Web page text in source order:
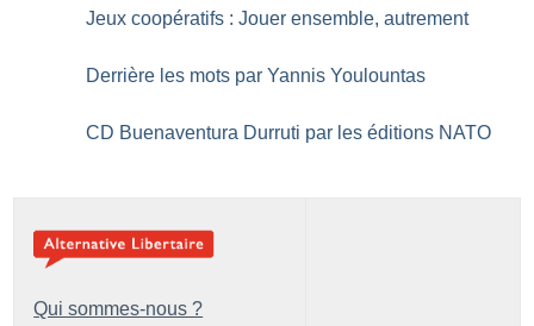
Jeux coopératifs : Jouer ensemble, autrement
Derrière les mots par Yannis Youlountas
CD Buenaventura Durruti par les éditions NATO
Qui sommes-nous ?